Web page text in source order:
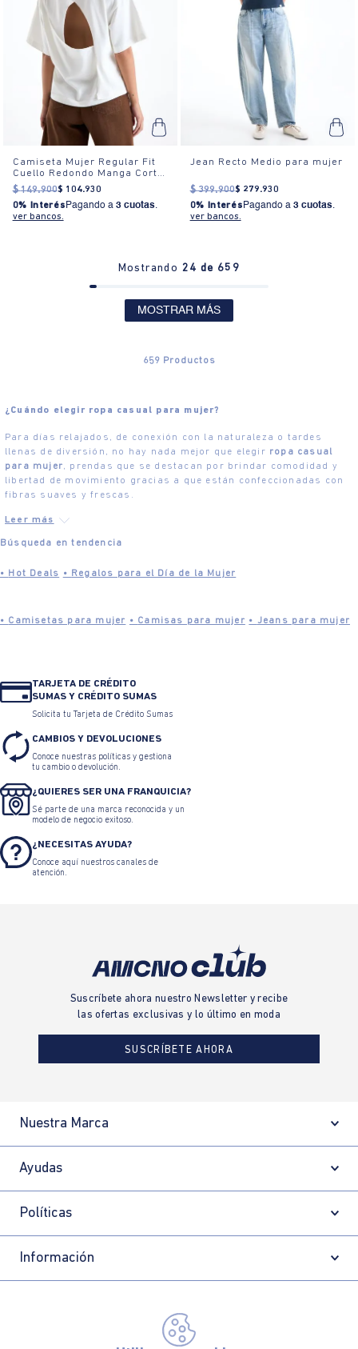
Camiseta Mujer Regular Fit
Cuello Redondo Manga Corta
Estampada Blanca
$ 149.900$ 104.930
0% Interés Pagando a 3 cuotas.
ver bancos.
Jean Recto Medio para mujer
$ 399.900$ 279.930
0% Interés Pagando a 3 cuotas.
ver bancos.
Mostrando 24 de 659
MOSTRAR MÁS
659 Productos
¿Cuándo elegir ropa casual para mujer?
Para días relajados, de conexión con la naturaleza o tardes
llenas de diversión, no hay nada mejor que elegir ropa casual
para mujer, prendas que se destacan por brindar comodidad y
libertad de movimiento gracias a que están confeccionadas con
fibras suaves y frescas.
Búsqueda en tendencia
• Hot Deals • Regalos para el Día de la Mujer
• Camisetas para mujer • Camisas para mujer • Jeans para mujer
Pantalones para Mujer •Shorts para mujer
Overoles y enterizos para mujer
Básicos para mujer • Colección espíritu para mujer
• Tenis de moda para mujer
TARJETA DE CRÉDITO
SUMAS Y CRÉDITO SUMAS
Solicita tu Tarjeta de Crédito Sumas
CAMBIOS Y DEVOLUCIONES
Conoce nuestras políticas y gestiona
tu cambio o devolución.
¿QUIERES SER UNA FRANQUICIA?
Sé parte de una marca reconocida y un
modelo de negocio exitoso.
¿NECESITAS AYUDA?
Conoce aquí nuestros canales de
atención.
Suscríbete ahora nuestro Newsletter y recibe
las ofertas exclusivas y lo último en moda
SUSCRÍBETE AHORA
Nuestra Marca
Ayudas
Políticas
Información